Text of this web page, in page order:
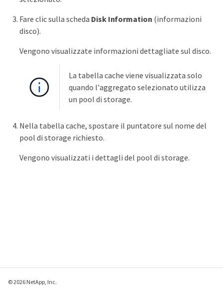
Fare clic sulla scheda Disk Information (informazioni
disco).
Vengono visualizzate informazioni dettagliate sul disco.
La tabella cache viene visualizzata solo
quando l'aggregato selezionato utilizza
un pool di storage.
Nella tabella cache, spostare il puntatore sul nome del
pool di storage richiesto.
Vengono visualizzati i dettagli del pool di storage.
© 2026 NetApp, Inc.